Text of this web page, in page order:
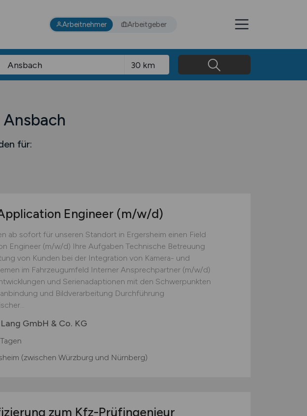
Arbeitnehmer Arbeitgeber
für:
Engineer (m/w/d)
ab sofort für unseren Standort in Ergersheim einen Field
Engineer (m/w/d) Ihre Aufgaben Technische Betreuung
von Kunden bei der Integration von Kamera- und
im Fahrzeugumfeld Interner Ansprechpartner (m/w/d)
und Serienadaptionen mit den Schwerpunkten
und Bildverarbeitung Durchführung
GmbH & Co. KG
(zwischen Würzburg und Nürnberg)
zum Kfz-Prüfingenieur